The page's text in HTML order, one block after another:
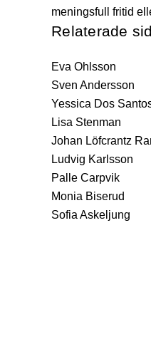
meningsfull fritid
Relaterade
Eva Ohlsson
Sven Andersson
Yessica Dos
Lisa Stenman
Johan Löfcrantz
Ludvig Karlsson
Palle Carpvik
Monia Biserud
Sofia Askeljung